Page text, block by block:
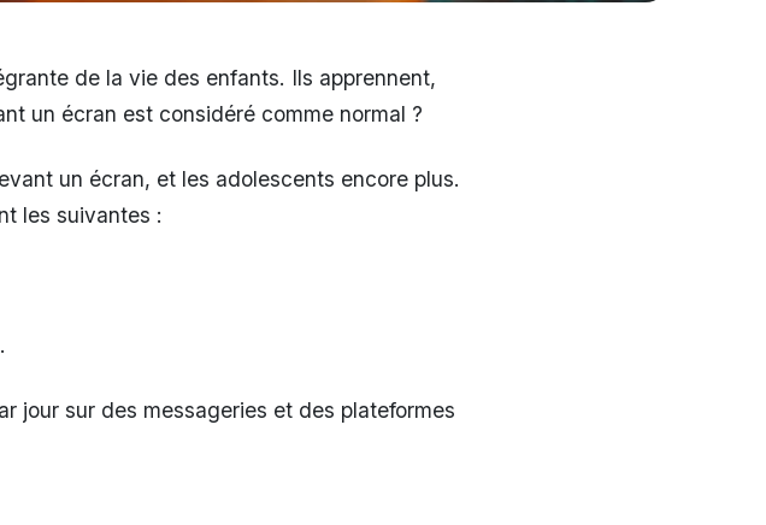
de la vie des enfants. Ils apprennent,
un écran est considéré comme normal ?
un écran, et les adolescents encore plus.
les suivantes :
jour sur des messageries et des plateformes